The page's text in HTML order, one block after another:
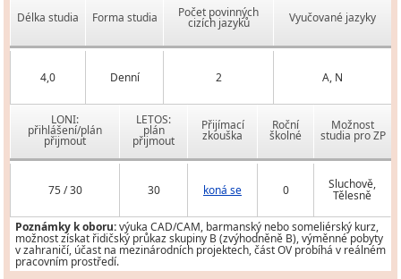
Délka studia Forma studia Počet povinných
cizích jazyků Vyučované jazyky
4,0 Denní 2 A, N
LONI:
přihlášení/plán
přijmout
LETOS:
plán
přijmout
Přijímací
zkouška
Roční
školné
Možnost
studia pro ZP
75 / 30 30 koná se 0 Sluchově,
Tělesně
Poznámky k oboru:výuka CAD/CAM, barmanský nebo someliérský kurz,
možnost získat řidičský průkaz skupiny B (zvýhodněně B), výměnné pobyty
v zahraničí, účast na mezinárodních projektech, část OV probíhá v reálném
pracovním prostředí.